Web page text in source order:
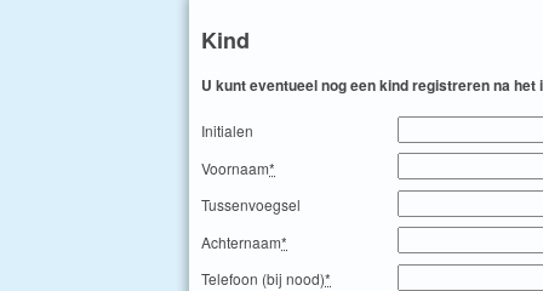
Kind
U kunt eventueel nog een kind registreren na
Initialen
Voornaam*
Tussenvoegsel
Achternaam*
Telefoon (bij nood)*